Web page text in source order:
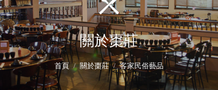
關於棗莊
首頁 關於棗莊 客家民俗藝品